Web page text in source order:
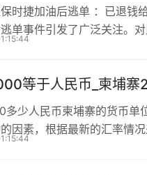
时捷加油后逃单 ：已退钱
单事件引发了广泛关注。
等于人民币_柬埔
多少人民币柬埔寨的货币单
因素，根据最新的汇率情